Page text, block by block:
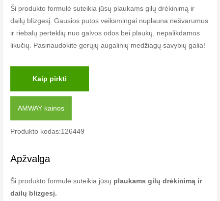
Ši produkto formulė suteikia jūsų plaukams gilų drėkinimą ir
dailų blizgesį. Gausios putos veiksmingai nuplauna nešvarumus
ir riebalų perteklių nuo galvos odos bei plaukų, nepalikdamos
likučių. Pasinaudokite gerųjų augalinių medžiagų savybių galia!
Kaip pirkti
AMWAY kainos
Produkto kodas:126449
Apžvalga
Ši produkto formulė suteikia jūsų plaukams gilų drėkinimą ir
dailų blizgesį.